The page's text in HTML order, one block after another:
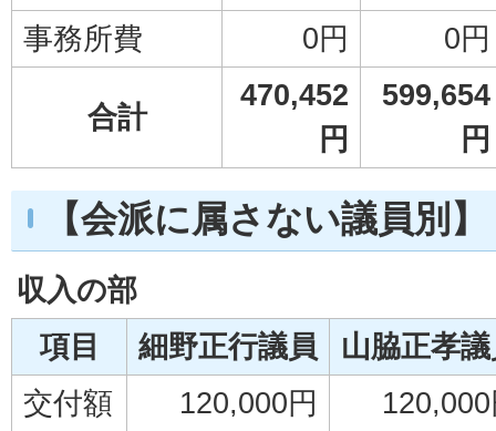
事務所費
0円 0円
合計
470,452
円
599,654
円
【会派に属さない議員別
収入の部
項目
細野正行議員
山脇正孝
交付額
120,000円